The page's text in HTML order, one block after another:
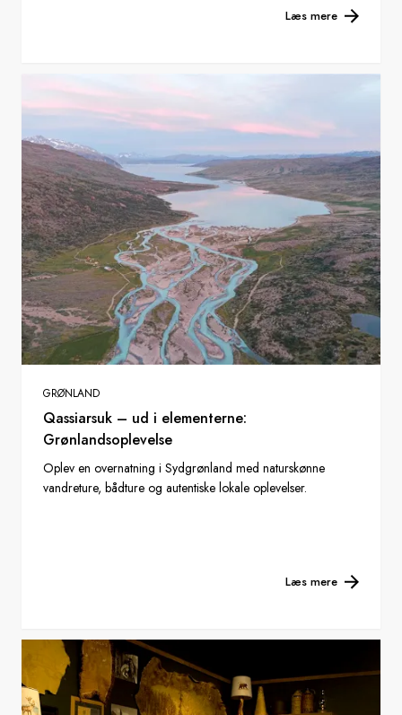
Læs mere
GRØNLAND
Qassiarsuk – ud i elementerne:
Grønlandsoplevelse
Oplev en overnatning i Sydgrønland med naturskønne
vandreture, bådture og autentiske lokale oplevelser.
Læs mere